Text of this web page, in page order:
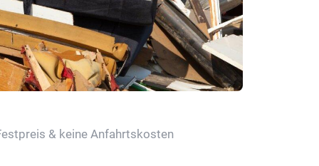
& keine Anfahrtskosten